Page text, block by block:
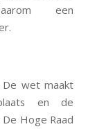
een
wet maakt
en de
Hoge Raad